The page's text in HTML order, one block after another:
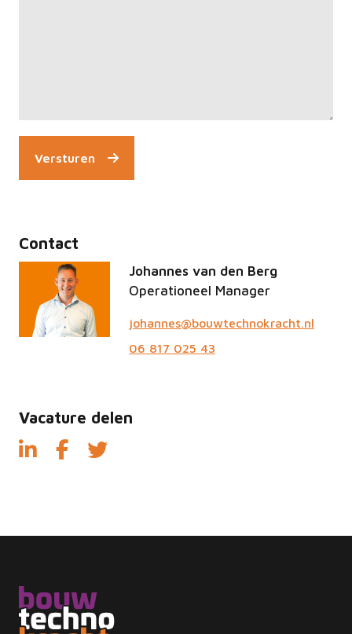
Versturen
Contact
Johannes van den Berg
Operationeel Manager
johannes@bouwtechnokracht.nl
06 817 025 43
Vacature delen